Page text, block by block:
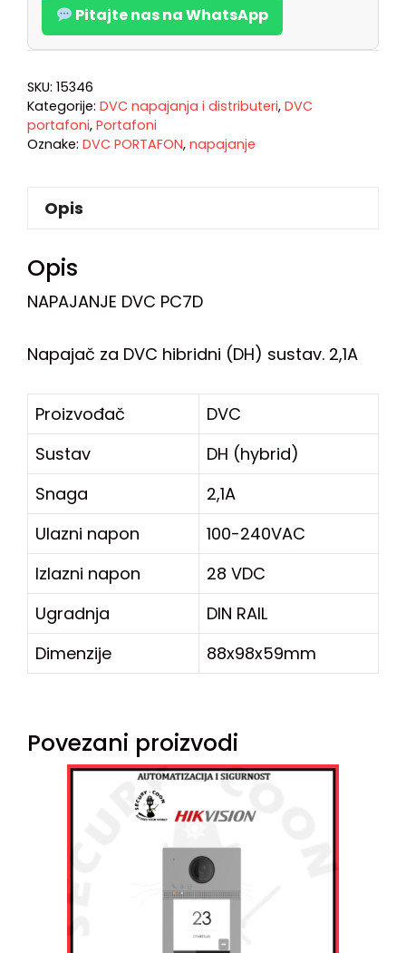
Pitajte nas na WhatsApp
SKU: 15346
Kategorije: DVC napajanja i distributeri, DVC
portafoni, Portafoni
Oznake: DVC PORTAFON, napajanje
Opis
Opis
NAPAJANJE DVC PC7D
Napajač za DVC hibridni (DH) sustav. 2,1A
Proizvođač
DVC
Sustav
DH (hybrid)
Snaga
2,1A
Ulazni napon
100-240VAC
Izlazni napon
28 VDC
Ugradnja
DIN RAIL
Dimenzije
88x98x59mm
Povezani proizvodi